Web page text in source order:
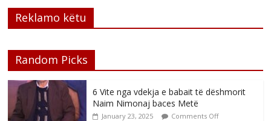
Reklamo këtu
Random Picks
6 Vite nga vdekja e babait të dëshmorit
Naim Nimonaj baces Metë
January 23, 2025 Comments Off